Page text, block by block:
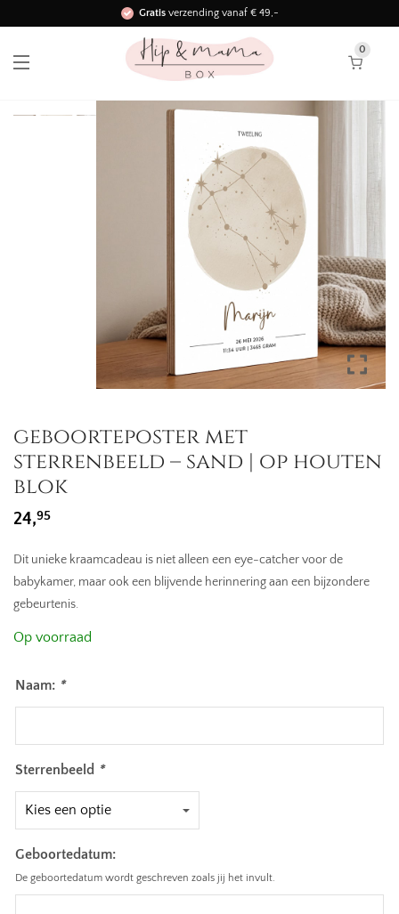
Gratisverzending vanaf € 49,-
Binnen 3 werkdagen in huis!
0
geboorteposter met
sterrenbeeld – sand | op houten
blok
24,95
Dit unieke kraamcadeau is niet alleen een eye-catcher voor de
babykamer, maar ook een blijvende herinnering aan een bijzondere
gebeurtenis.
Op voorraad
Naam: *
Sterrenbeeld *
Geboortedatum:
De geboortedatum wordt geschreven zoals jij het invult.